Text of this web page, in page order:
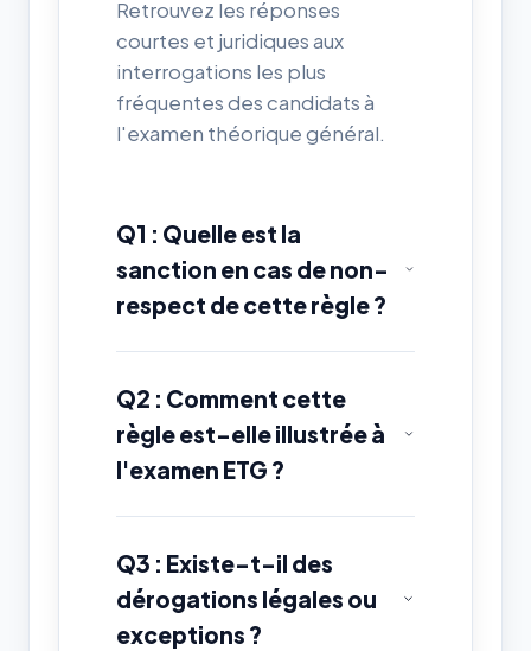
Retrouvez les réponses
courtes et juridiques aux
interrogations les plus
fréquentes des candidats à
l'examen théorique général.
Q1 : Quelle est la
sanction en cas de non-
respect de cette règle ?
Q2 : Comment cette
règle est-elle illustrée à
l'examen ETG ?
Q3 : Existe-t-il des
dérogations légales ou
exceptions ?